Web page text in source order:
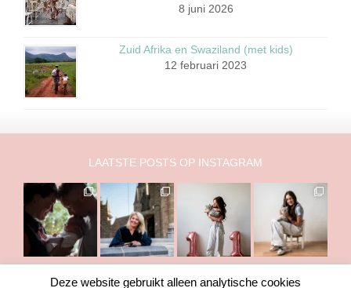
8 juni 2026
Zuid Afrika en Swaziland (met kids)
12 februari 2023
LAATSTE POSTS OP INSTAGRAM
Deze website gebruikt alleen analytische cookies